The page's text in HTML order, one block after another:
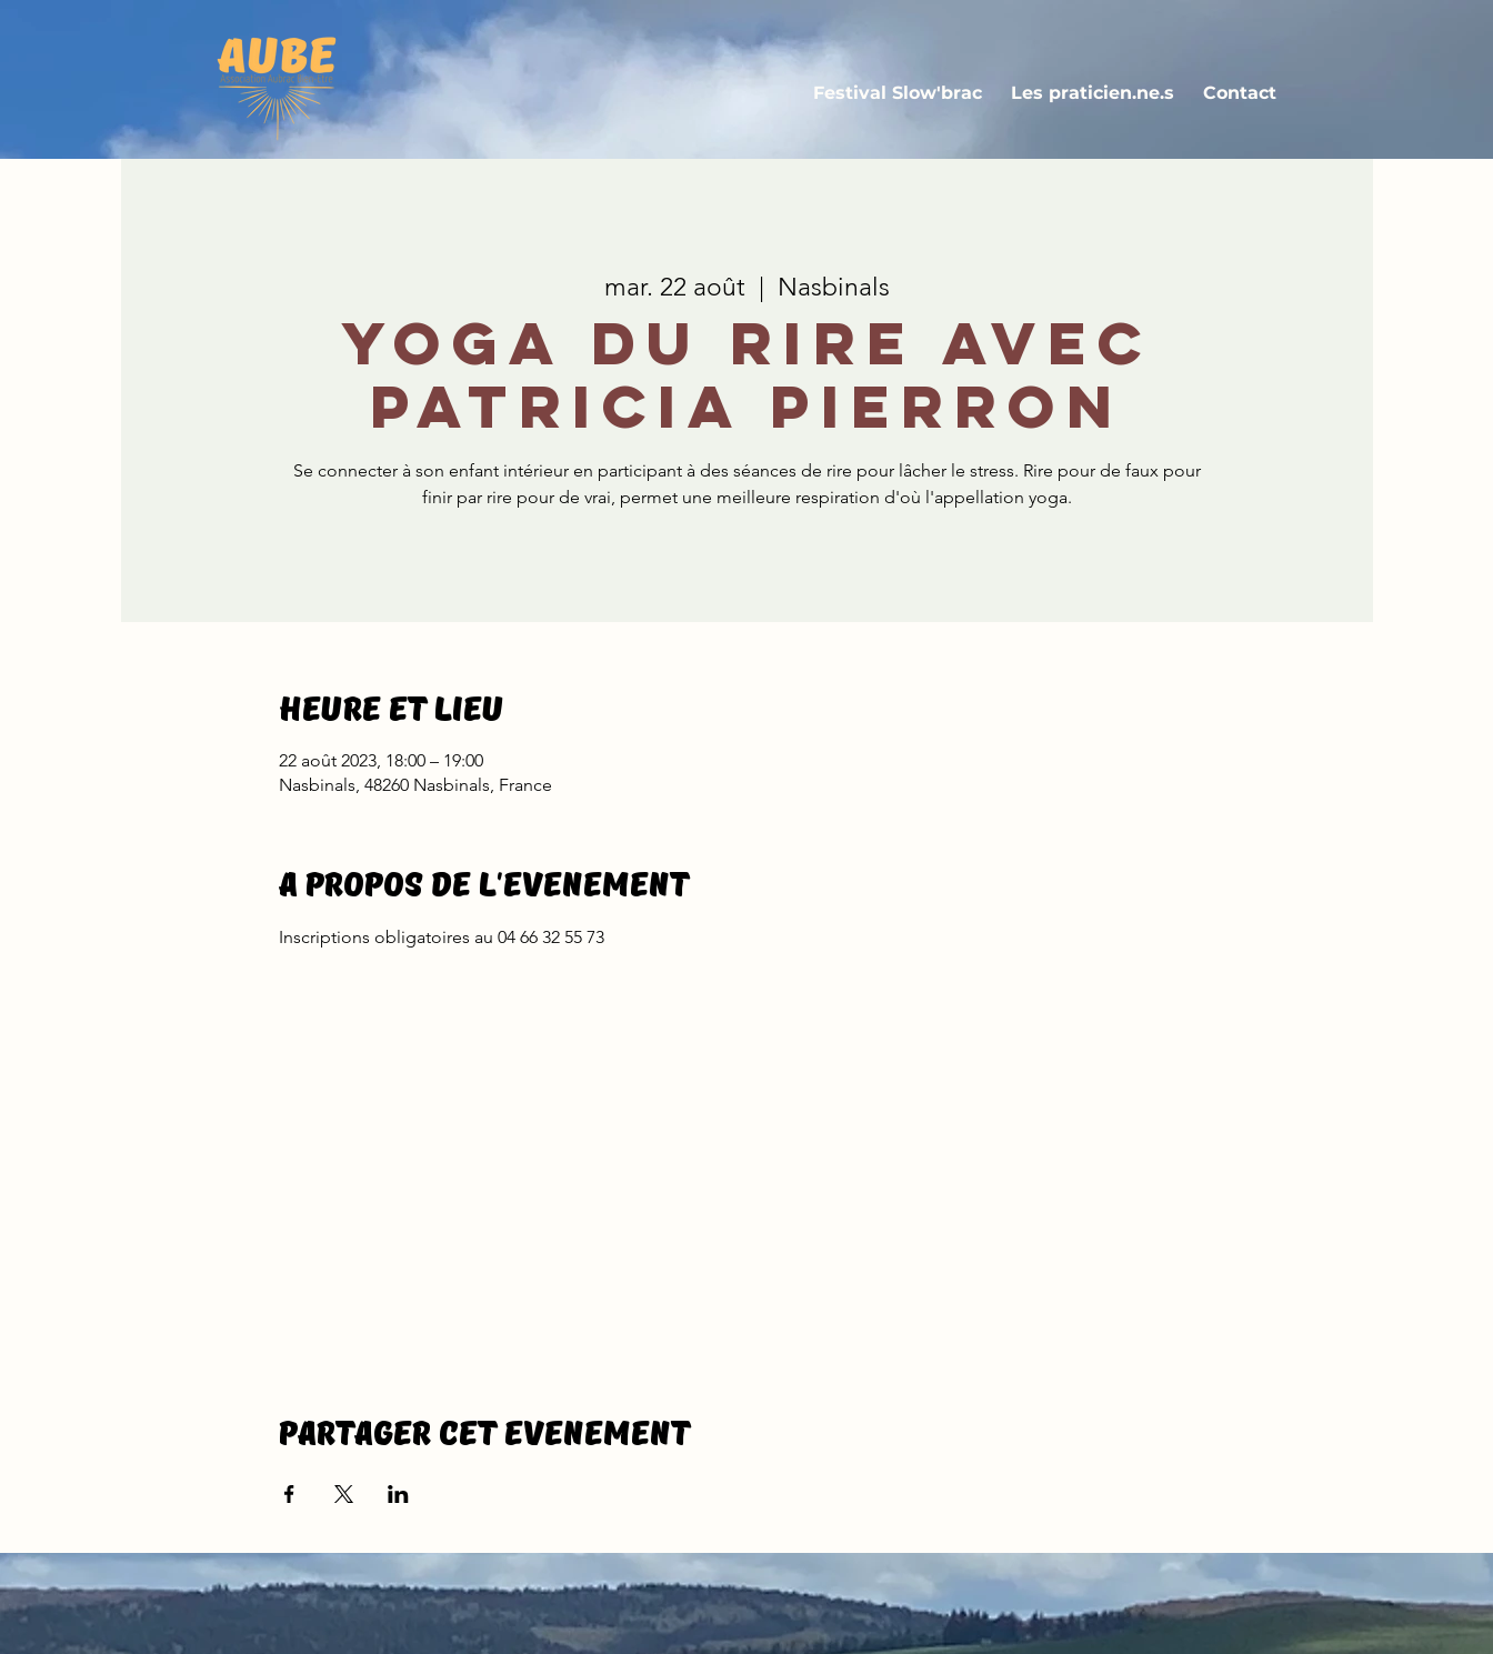
Festival Slow'brac Les praticien.ne.s Contact
mar. 22 août Nasbinals
Yoga du rire avec
Patricia Pierron
Se connecter à son enfant intérieur en participant à des séances de rire pour lâcher le stress. Rire pour de faux pour
finir par rire pour de vrai, permet une meilleure respiration d'où l'appellation yoga.
Heure et lieu
22 août 2023, 18:00 – 19:00
Nasbinals, 48260 Nasbinals, France
A propos de l'evenement
Inscriptions obligatoires au 04 66 32 55 73
Partager cet evenement